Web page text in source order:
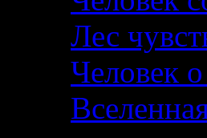
Лес
Человек о